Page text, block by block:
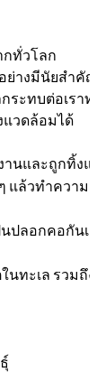
กทั่วโลก
างมีนัยสำคัญ
ระทบต่อเราทุ
แวดล้อมได้
นและถูกทิ้งแล้
แล้วทำความส
ปลอกคอกันเลี
นทะเล รวมถึง